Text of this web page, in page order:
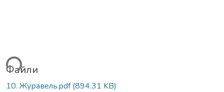
Файли
10. Журавель.pdf(894.31 KB)